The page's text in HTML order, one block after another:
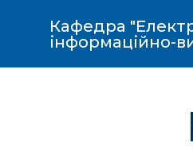
Кафедра
інформаційно-